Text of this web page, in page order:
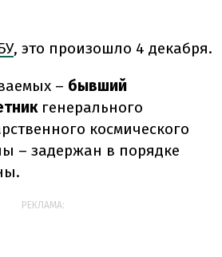
, это произошло 4 декабря.
– бывший
генерального
космического
– задержан в порядке
РЕКЛАМА: